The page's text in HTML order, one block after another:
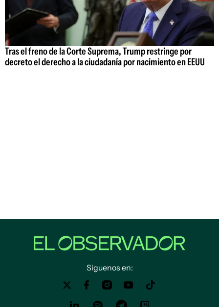
Tras el freno de la Corte Suprema, Trump restringe por
decreto el derecho a la ciudadanía por nacimiento en EEUU
Siguenos en: